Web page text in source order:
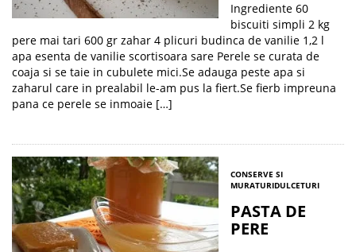
Ingrediente 60
biscuiti simpli 2 kg
pere mai tari 600 gr zahar 4 plicuri budinca de vanilie 1,2 l
apa esenta de vanilie scortisoara sare Perele se curata de
coaja si se taie in cubulete mici.Se adauga peste apa si
zaharul care in prealabil le-am pus la fiert.Se fierb impreuna
pana ce perele se inmoaie […]
CONSERVE SI
MURATURIDULCETURI
PASTA DE
PERE